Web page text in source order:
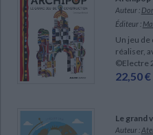
Bibliothèque de la Pléiade
Classiques scolaires
Littérature de voyage
Ecologie - Environnement
Histoire de France
Histoire - Généralités
Histoire ancienne
Danse Auteur :
Éditeur :
Un jeu
réaliser,
©Electre
22,50 €
Le grand
Auteur :